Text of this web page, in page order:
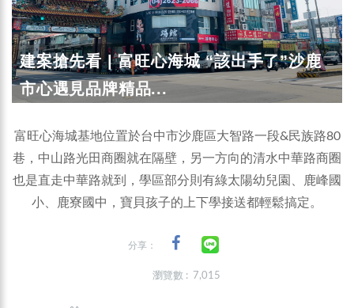
建案搶先看 | 富旺心海城 “該出手了”沙鹿
市心遇見品牌精品...
富旺心海城基地位置於台中市沙鹿區大智路一段&民族路80
巷，中山路光田商圈就在隔壁，另一方向的清水中華路商圈
也是直走中華路就到，學區部分則有綠太陽幼兒園、鹿峰國
小、鹿寮國中，寶貝孩子的上下學接送都輕鬆搞定。
分享：
瀏覽數 : 7,015